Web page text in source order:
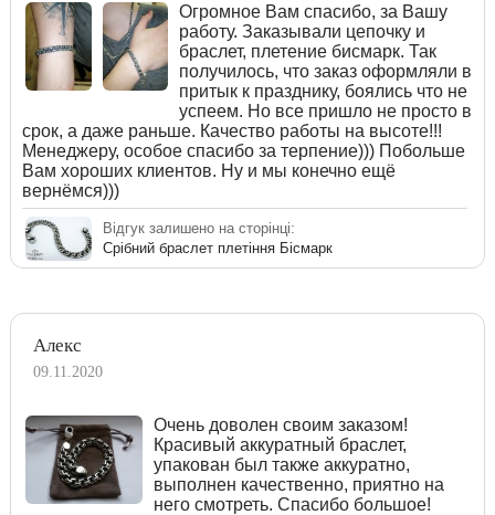
Огромное Вам спасибо, за Вашу
работу. Заказывали цепочку и
браслет, плетение бисмарк. Так
получилось, что заказ оформляли в
притык к празднику, боялись что не
успеем. Но все пришло не просто в
срок, а даже раньше. Качество работы на высоте!!!
Менеджеру, особое спасибо за терпение))) Побольше
Вам хороших клиентов. Ну и мы конечно ещё
вернёмся)))
Відгук залишено на сторінці:
Срібний браслет плетіння Бісмарк
Алекс
09.11.2020
Очень доволен своим заказом!
Красивый аккуратный браслет,
упакован был также аккуратно,
выполнен качественно, приятно на
него смотреть. Спасибо большое!